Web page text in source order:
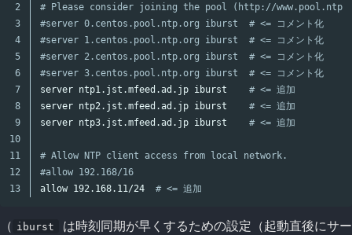
2
3
4
5
6
7
8
9
10
11
12
# Please consider joining the pool (http://
#server 0.centos.pool.ntp.org iburst  # <= コメント化
#server 1.centos.pool.ntp.org iburst  # <= コメント化
#server 2.centos.pool.ntp.org iburst  # <= コメント化
#server 3.centos.pool.ntp.org iburst  # <= コメント化
server ntp1.jst.mfeed.ad.jp iburst # <= 追加
server ntp2.jst.mfeed.ad.jp iburst # <= 追加
server ntp3.jst.mfeed.ad.jp iburst # <= 追加
# Allow NTP client access from local network.
#allow 192.168/16
allow 192.168.11/24 # <= 追加
（ iburst は時刻同期が早くするための設定（起動直後にサー